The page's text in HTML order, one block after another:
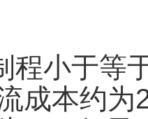
程小于等
成本约为